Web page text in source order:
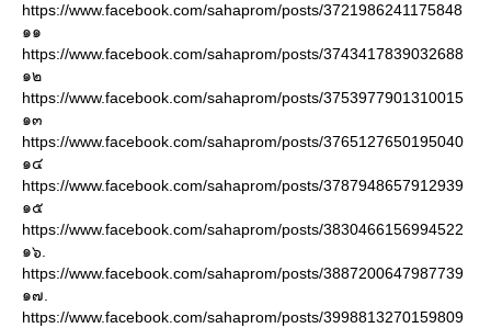
https://www.facebook.com/sahaprom/posts/3721986241175848
๑๑
https://www.facebook.com/sahaprom/posts/3743417839032688
๑๒
https://www.facebook.com/sahaprom/posts/3753977901310015
๑๓
https://www.facebook.com/sahaprom/posts/3765127650195040
๑๔
https://www.facebook.com/sahaprom/posts/3787948657912939
๑๕
https://www.facebook.com/sahaprom/posts/3830466156994522
๑๖.
https://www.facebook.com/sahaprom/posts/3887200647987739
๑๗.
https://www.facebook.com/sahaprom/posts/3998813270159809